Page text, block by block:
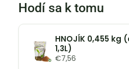
Hodí sa k tomu
HNOJÍK 0,455 kg
1,3L)
€7,56